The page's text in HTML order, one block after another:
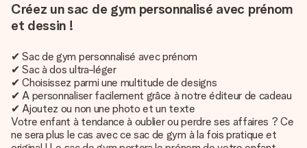
Créez un sac de gym personnalisé avec prénom
et dessin !
✔ Sac de gym personnalisé avec prénom
✔ Sac à dos ultra-léger
✔ Choisissez parmi une multitude de designs
✔ A personnaliser facilement grâce à notre éditeur de cadeau
✔ Ajoutez ou non une photo et un texte
Votre enfant à tendance à oublier ou perdre ses affaires ? Ce
ne sera plus le cas avec ce sac de gym à la fois pratique et